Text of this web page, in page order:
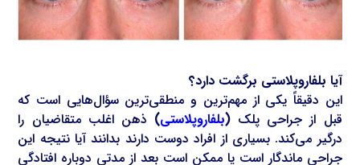
آیا بلفاروپلاستی برگشت دارد؟
این دقیقاً یکی از مهم‌ترین و منطقی‌ترین سؤال‌هایی است که
قبل از جراحی پلک (بلفاروپلاستی) ذهن اغلب متقاضیان را
درگیر می‌کند. بسیاری از افراد دوست دارند بدانند آیا نتیجه این
جراحی ماندگار است یا ممکن است بعد از مدتی دوباره افتادگی